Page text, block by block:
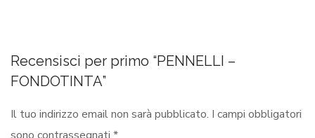
Recensisci per primo “PENNELLI –
FONDOTINTA”
Il tuo indirizzo email non sarà pubblicato. I campi obbligatori